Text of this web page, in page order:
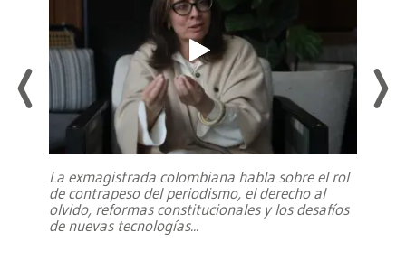
La exmagistrada colombiana habla sobre el rol
de contrapeso del periodismo, el derecho al
olvido, reformas constitucionales y los desafíos
de nuevas tecnologías...